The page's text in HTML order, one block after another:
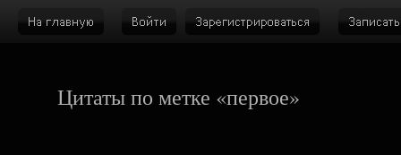
Цитаты по метке «первое»